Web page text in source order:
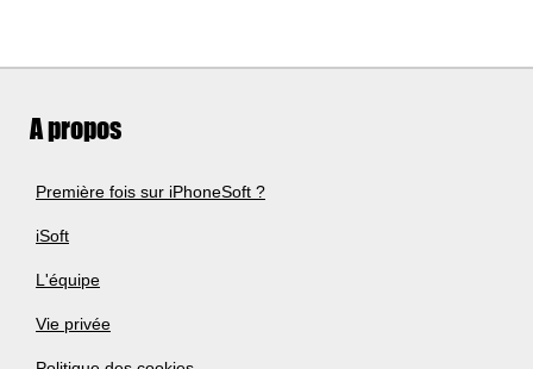
A propos
Première fois sur iPhoneSoft ?
iSoft
L'équipe
Vie privée